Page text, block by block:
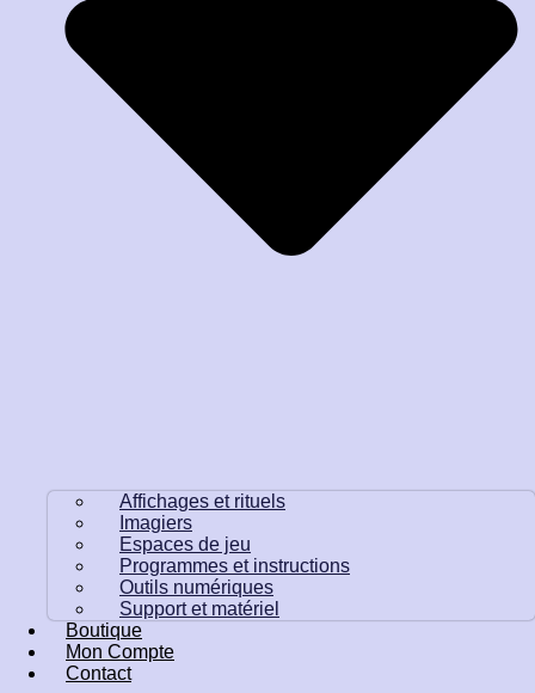
Affichages et rituels
Imagiers
Espaces de jeu
Programmes et instructions
Outils numériques
Support et matériel
Boutique
Mon Compte
Contact